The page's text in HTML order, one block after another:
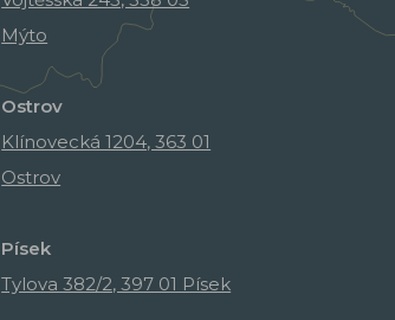
Mýto
Ostrov
Klínovecká 1204, 363 01
Ostrov
Písek
Tylova 382/2, 397 01 Písek